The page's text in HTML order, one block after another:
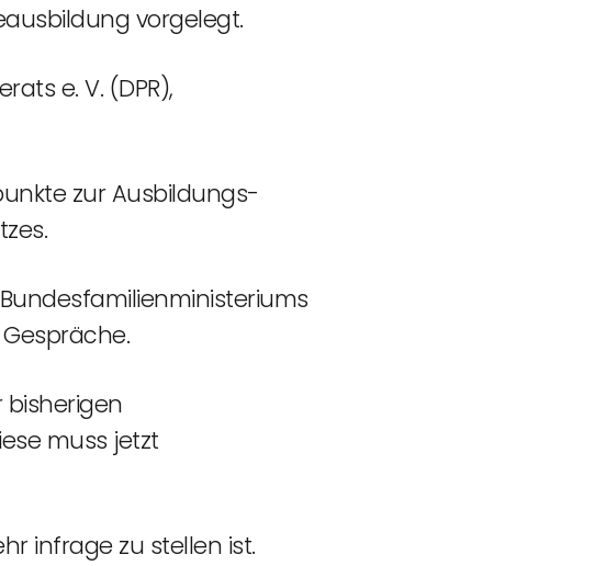
vorgelegt.
e. V. (DPR),
zur Ausbildungs-
bisherigen
muss jetzt
infrage zu stellen ist.